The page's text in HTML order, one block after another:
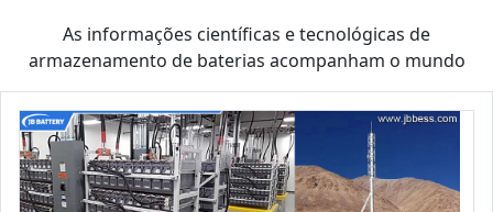
As informações científicas e tecnológicas de
armazenamento de baterias acompanham o mundo